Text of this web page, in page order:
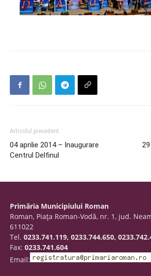
Articolul precedent
04 aprilie 2014 – Inaugurare
Centrul Delfinul
Primăria Municipiului Roman
Roman, Piaţa Roman-Vodă, nr. 1, jud.
611022
Tel. 0233.741.119, 0233.744.650,
Fax: 0233.741.604
Email: